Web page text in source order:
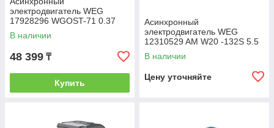
электродвигатель WEG
17928296 WGOST-71 0.37
кВт 4P B3T 220/380 В 50 Гц
В наличии
48 399 ₸
Купить
Асинхронный
электродвигатель WEG
12310529 AM W20 -132S 5.5
кВт 2P B3T 380-460 В 50 Гц
В наличии
Цену уточняйте